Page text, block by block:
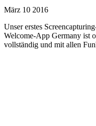
März 10 2016
Unser erstes
Welcome-App Germany ist
vollständig und mit allen